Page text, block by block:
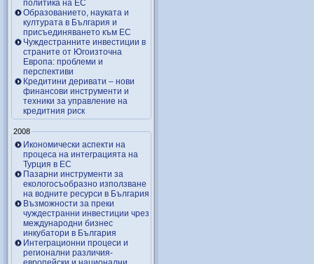
политика на ЕС
Образованието, науката и
културата в България и
присъединяването към ЕС
Чуждестранните инвестиции в
страните от Югоизточна
Европа: проблеми и
перспективи
Кредитини деривати – нови
финансови инструменти и
техники за управление на
кредитния риск
2008
Икономически аспекти на
процеса на интеграцията на
Турция в ЕС
Пазарни инструменти за
екологосъобразно използване
на водните ресурси в България
Възможности за преки
чуждестранни инвестиции чрез
международни бизнес
инкубатори в България
Интеграционни процеси и
регионални различия-